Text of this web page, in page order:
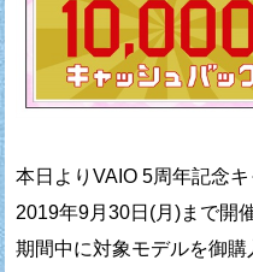
本日よりVAIO 5周年記念
2019年9月30日(月)まで開
期間中に対象モデルを御